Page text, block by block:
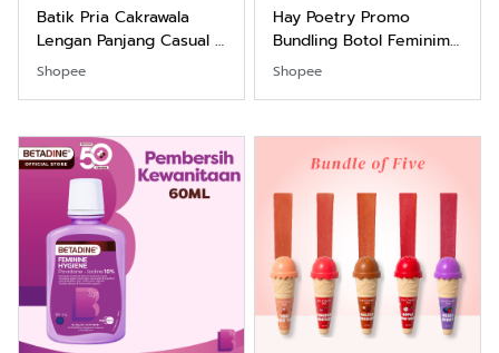
Batik Pria Cakrawala
Lengan Panjang Casual -
Kemeja Batik Pria
Nyaman Kemeja Kerja
Santai Slimfit Formal
Shopee
Hay Poetry Promo
Bundling Botol Feminim
Care Perawatan
Balance dan Aroma
Bubbelgum Vanilla &
Shopee